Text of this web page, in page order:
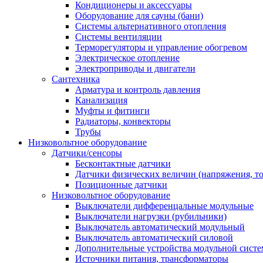
Кондиционеры и аксессуары
Оборудование для сауны (бани)
Системы альтернативного отопления
Системы вентиляции
Терморегуляторы и управление обогревом
Электрическое отопление
Электроприводы и двигатели
Сантехника
Арматура и контроль давления
Канализация
Муфты и фитинги
Радиаторы, конвекторы
Трубы
Низковольтное оборудование
Датчики/сенсоры
Бесконтактные датчики
Датчики физических величин (напряжения,
Позиционные датчики
Низковольтное оборудование
Выключатели дифференцальные модульные
Выключатели нагрузки (рубильники)
Выключатель автоматический модульный
Выключатель автоматический силовой
Дополнительные устройства модульной
Источники питания, трансформаторы